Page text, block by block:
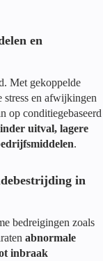
en
Met gekoppelde
stress en afwijkingen
op conditiegebaseerd
uitval, lagere
.
in
bedreigingen zoals
abnormale
inbraak